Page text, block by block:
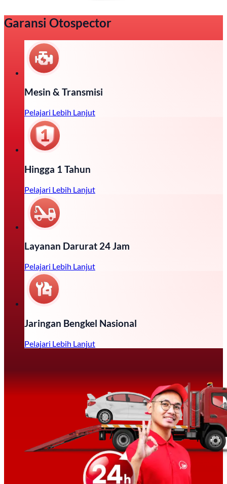
Garansi Otospector
Mesin & Transmisi
Pelajari Lebih Lanjut
Hingga 1 Tahun
Pelajari Lebih Lanjut
Layanan Darurat 24 Jam
Pelajari Lebih Lanjut
Jaringan Bengkel Nasional
Pelajari Lebih Lanjut